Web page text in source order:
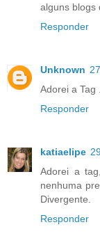
alguns blogs
Responder
Unknown
Adorei a Tag
Responder
katiaelipe
Adorei a
nenhuma
Divergente.
Responder